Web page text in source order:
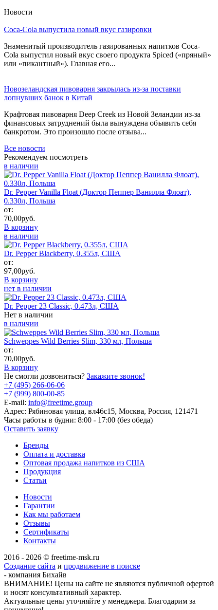
Новости
Coca-Cola выпустила новый вкус газировки
Знаменитый производитель газированных напитков Coca-
Cola выпустил новый вкус своего продукта Spiced («пряный»
или «пикантный»). Главная его...
Новозеландская пивоварня закрылась из-за поставки
лопнувших банок в Китай
Крафтовая пивоварня Deep Creek из Новой Зеландии из-за
финансовых затруднений была вынуждена объявить себя
банкротом. Это произошло после отзыва...
Все новости
Рекомендуем посмотреть
в наличии
Dr. Pepper Vanilla Float (Доктор Пеппер Ванилла Флоат),
0.330л, Польша
от:
70,00руб.
В корзину
в наличии
Dr. Pepper Blackberry, 0.355л, США
от:
97,00руб.
В корзину
нет в наличии
Dr. Pepper 23 Classic, 0.473л, США
Нет в наличии
в наличии
Schweppes Wild Berries Slim, 330 мл, Польша
от:
70,00руб.
В корзину
Не смогли дозвониться? Закажите звонок!
+7 (495) 266-06-06
+7 (999) 800-00-85
E-mail: info@freetime.group
Адрес: Рябиновая улица, вл46с15, Москва, Россия, 121471
Часы работы в будни: 8:00 - 17:00 (без обеда)
Оставить заявку
Бренды
Оплата и доставка
Оптовая продажа напитков из США
Продукция
Статьи
Новости
Гарантии
Как мы работаем
Отзывы
Сертификаты
Контакты
2016 - 2026 © freetime-msk.ru
Создание сайта и продвижение в поиске
- компания Бихайв
ВНИМАНИЕ! Цены на сайте не являются публичной офертой
и носят консультативный характер.
Актуальные цены уточняйте у менеджера. Благодарим за